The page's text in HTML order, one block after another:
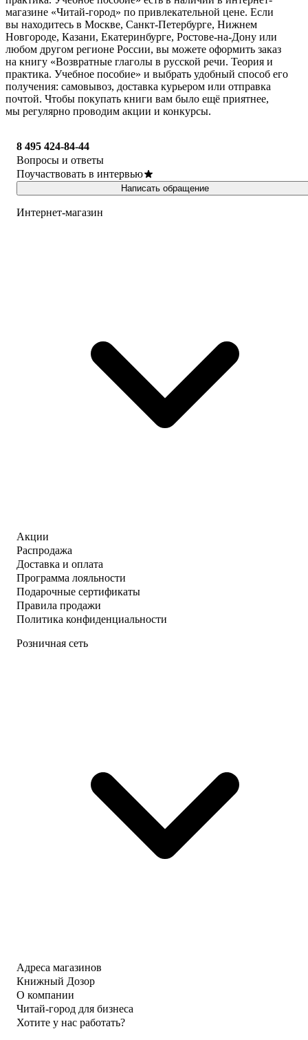
магазине «Читай-город» по привлекательной цене. Если
вы находитесь в Москве, Санкт-Петербурге, Нижнем
Новгороде, Казани, Екатеринбурге, Ростове-на-Дону или
любом другом регионе России, вы можете оформить заказ
на книгу «Возвратные глаголы в русской речи. Теория и
практика. Учебное пособие» и выбрать удобный способ его
получения: самовывоз, доставка курьером или отправка
почтой. Чтобы покупать книги вам было ещё приятнее,
мы регулярно проводим акции и конкурсы.
8 495 424-84-44
Вопросы и ответы
Поучаствовать в интервью
Написать обращение
Интернет-магазин
Акции
Распродажа
Доставка и оплата
Программа лояльности
Подарочные сертификаты
Правила продажи
Политика конфиденциальности
Розничная сеть
Адреса магазинов
Книжный Дозор
О компании
Читай-город для бизнеса
Хотите у нас работать?